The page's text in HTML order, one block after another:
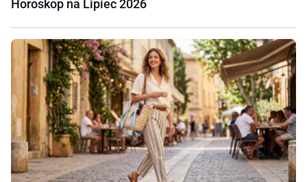
Horoskop na Lipiec 2026